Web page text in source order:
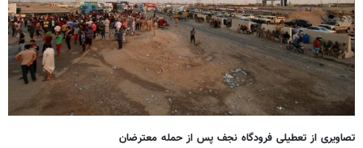
تصاویری از تعطیلی فرودگاه نجف پس از حمله معترضان